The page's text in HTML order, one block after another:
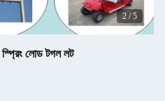
2 /5
স্প্রিং লোড টগল লট